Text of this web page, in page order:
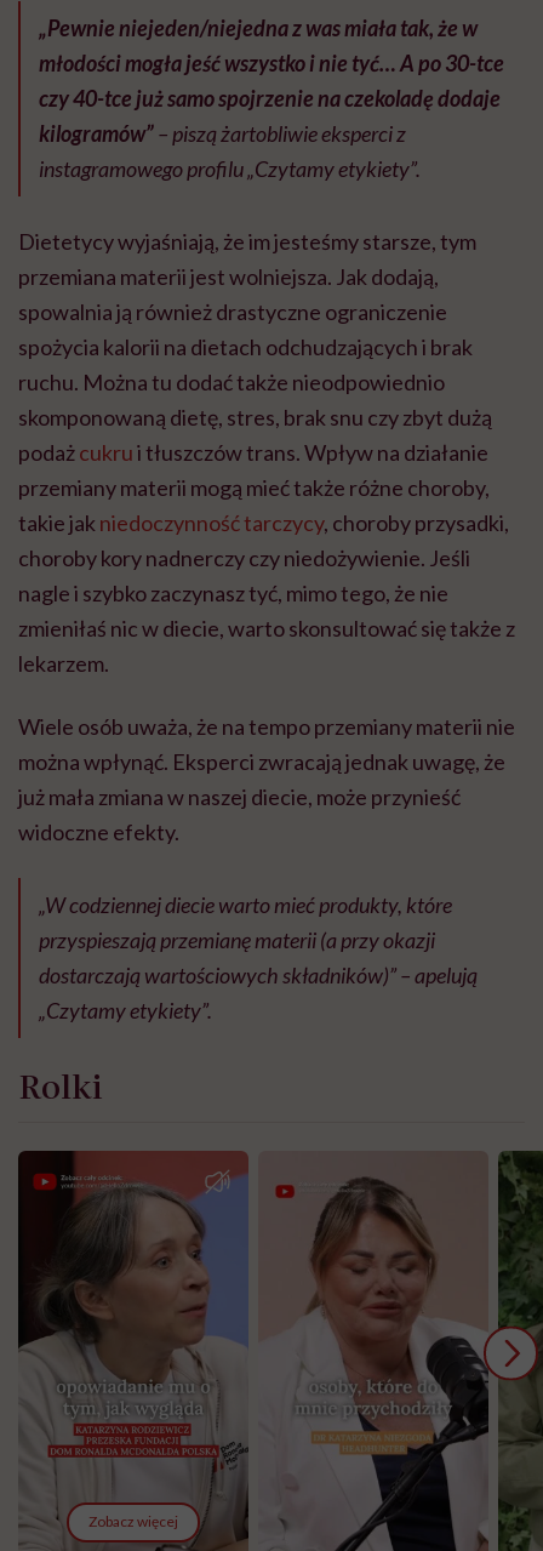
„Pewnie niejeden/niejedna z was miała tak, że w
młodości mogła jeść wszystko i nie tyć… A po 30-tce
czy 40-tce już samo spojrzenie na czekoladę dodaje
kilogramów”– piszą żartobliwie eksperci z
instagramowego profilu „Czytamy etykiety”.
Dietetycy wyjaśniają, że im jesteśmy starsze, tym
przemiana materii jest wolniejsza. Jak dodają,
spowalnia ją również drastyczne ograniczenie
spożycia kalorii na dietach odchudzających i brak
ruchu. Można tu dodać także nieodpowiednio
skomponowaną dietę, stres, brak snu czy zbyt dużą
podażcukrui tłuszczów trans. Wpływ na działanie
przemiany materii mogą mieć także różne choroby,
takie jak niedoczynność tarczycy, choroby przysadki,
choroby kory nadnerczy czy niedożywienie. Jeśli
nagle i szybko zaczynasz tyć, mimo tego, że nie
zmieniłaś nic w diecie, warto skonsultować się także z
lekarzem.
Wiele osób uważa, że na tempo przemiany materii nie
można wpłynąć. Eksperci zwracają jednak uwagę, że
już mała zmiana w naszej diecie, może przynieść
widoczne efekty.
„W codziennej diecie warto mieć produkty, które
przyspieszają przemianę materii (a przy okazji
dostarczają wartościowych składników)” – apelują
„Czytamy etykiety”.
Rolki
Zobacz więcej